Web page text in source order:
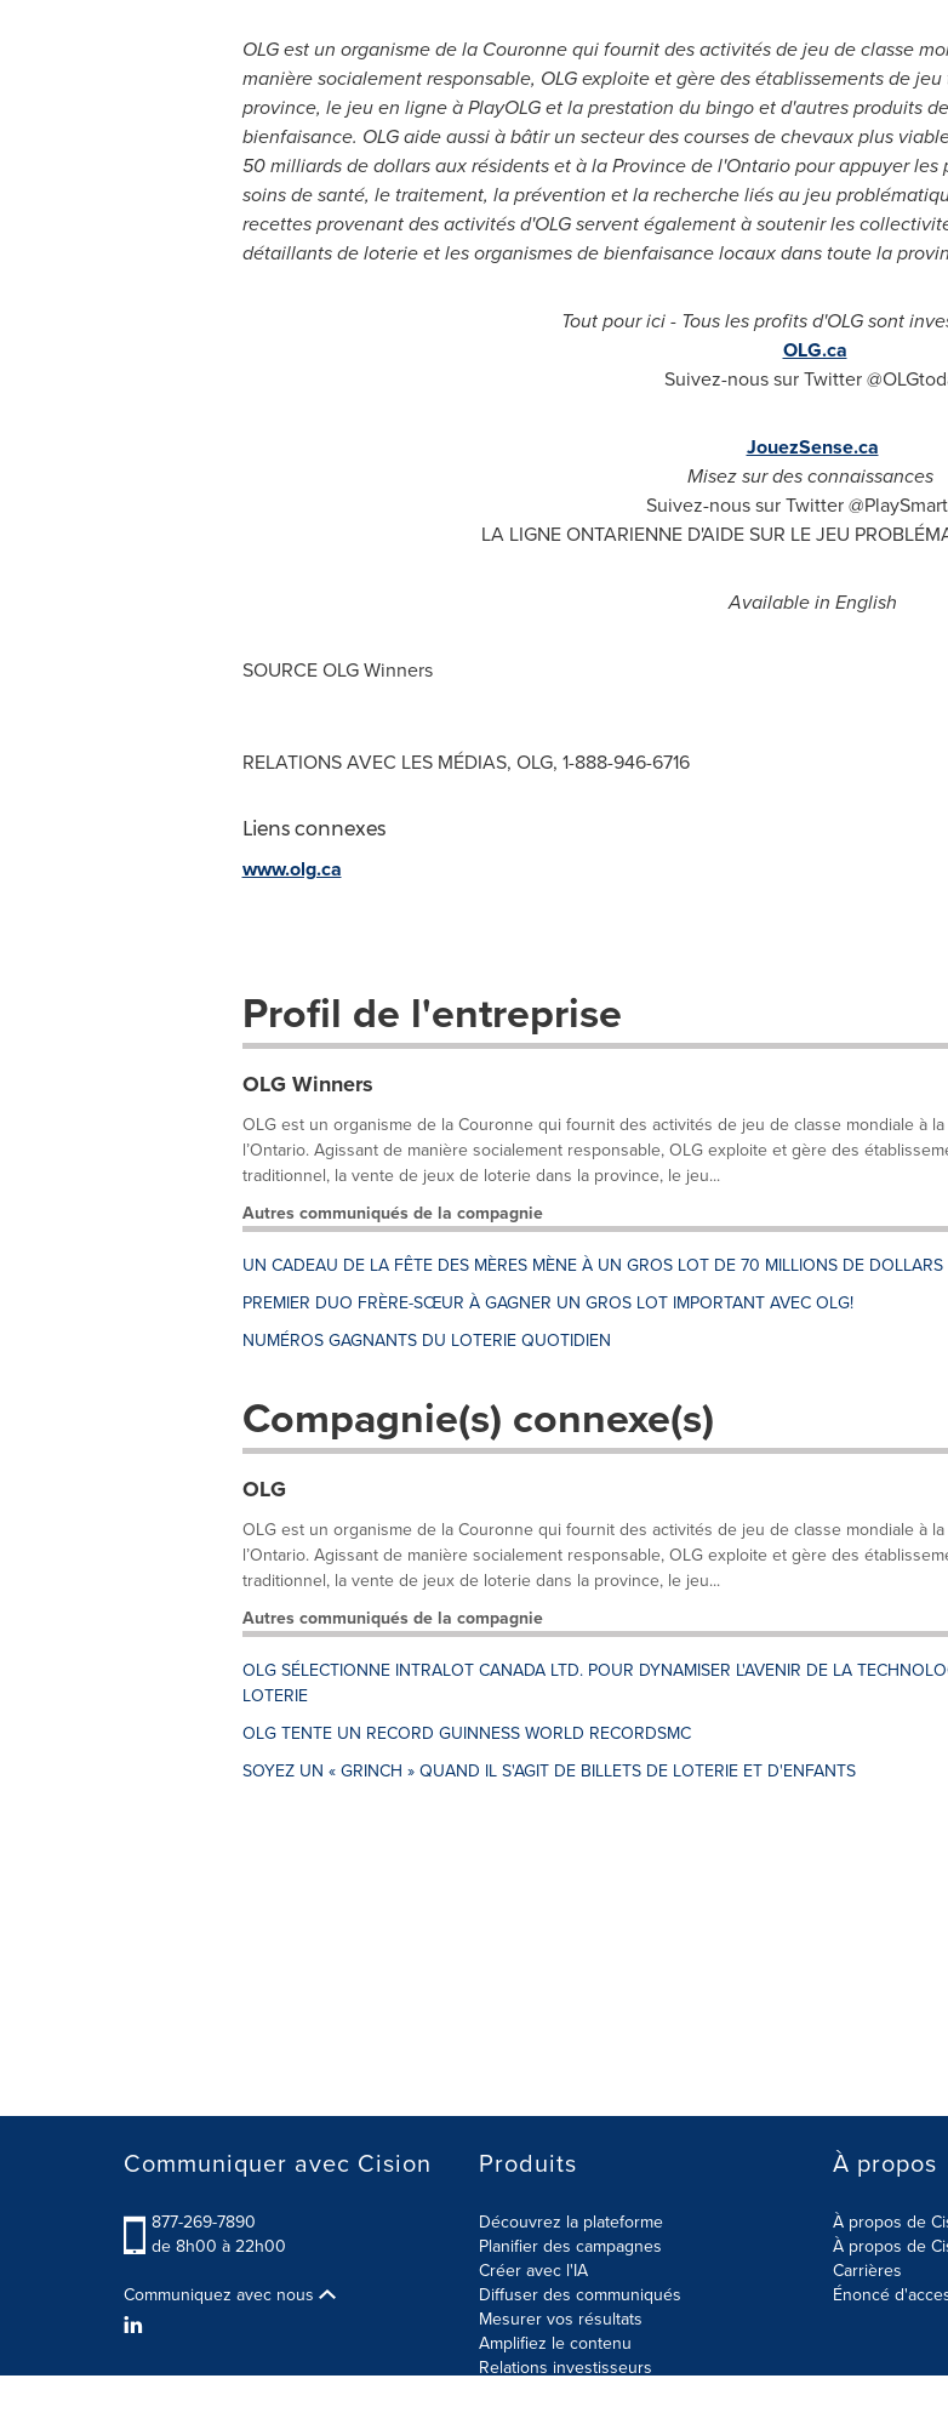
OLG est un organisme de la Couronne qui fournit des activités de jeu de classe
manière socialement responsable, OLG exploite et gère des établissements de
province, le jeu en ligne à PlayOLG et la prestation du bingo et d'autres produits
bienfaisance. OLG aide aussi à bâtir un secteur des courses de chevaux plus
50 milliards de dollars aux résidents et à la Province de l'Ontariopour appuyer les
soins de santé, le traitement, la prévention et la recherche liés au jeu
recettes provenant des activités d'OLG servent également à soutenir les
détaillants de loterie et les organismes de bienfaisance locaux dans toute la
Tout pour ici - Tous les profits d'OLG sont
OLG.ca
Suivez-nous sur Twitter
JouezSense.ca
Misez sur des connaissances
Suivez-nous sur Twitter
LA LIGNE ONTARIENNE D'AIDE SUR LE JEU
Available in English
SOURCE OLG Winners
RELATIONS AVEC LES MÉDIAS, OLG, 1-888-946-6716
Liens connexes
www.olg.ca
Profil de l'entreprise
OLG Winners
OLG est un organisme de la Couronne qui fournit des activités de jeu de classe mondiale à
l’Ontario. Agissant de manière socialement responsable, OLG exploite et gère des
traditionnel, la vente de jeux de loterie dans la province, le jeu...
Autres communiqués de la compagnie
UN CADEAU DE LA FÊTE DES MÈRES MÈNE À UN GROS LOT DE 70 MILLIONS DE DOLLARS
PREMIER DUO FRÈRE-SŒUR À GAGNER UN GROS LOT IMPORTANT AVEC OLG!
NUMÉROS GAGNANTS DU LOTERIE QUOTIDIEN
Compagnie(s) connexe(s)
OLG
OLG est un organisme de la Couronne qui fournit des activités de jeu de classe mondiale à
l’Ontario. Agissant de manière socialement responsable, OLG exploite et gère des
traditionnel, la vente de jeux de loterie dans la province, le jeu...
Autres communiqués de la compagnie
OLG SÉLECTIONNE INTRALOT CANADA LTD. POUR DYNAMISER L'AVENIR DE LA
LOTERIE
OLG TENTE UN RECORD GUINNESS WORLD RECORDSMC
SOYEZ UN « GRINCH » QUAND IL S'AGIT DE BILLETS DE LOTERIE ET D'ENFANTS
Communiquer avec Cision
877-269-7890
de 8h00 à 22h00
Communiquez avec nous
Produits
Découvrez la plateforme
Planifier des campagnes
Créer avec l'IA
Diffuser des communiqués
Mesurer vos résultats
Amplifiez le contenu
Relations investisseurs
À propos
À propos de
À propos de
Carrières
Énoncé